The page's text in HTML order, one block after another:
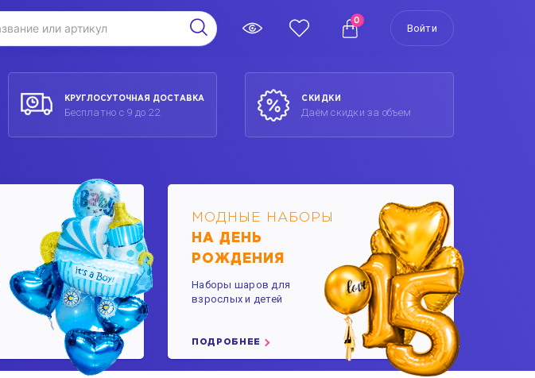
0
Войти
КРУГЛОСУТОЧНАЯ ДОСТАВКА
Бесплатно с 9 до 22
СКИДКИ
Даём скидки за объем
МОДНЫЕ НАБОРЫ
НА ДЕНЬ
РОЖДЕНИЯ
Наборы шаров для
взрослых и детей
ПОДРОБНЕЕ